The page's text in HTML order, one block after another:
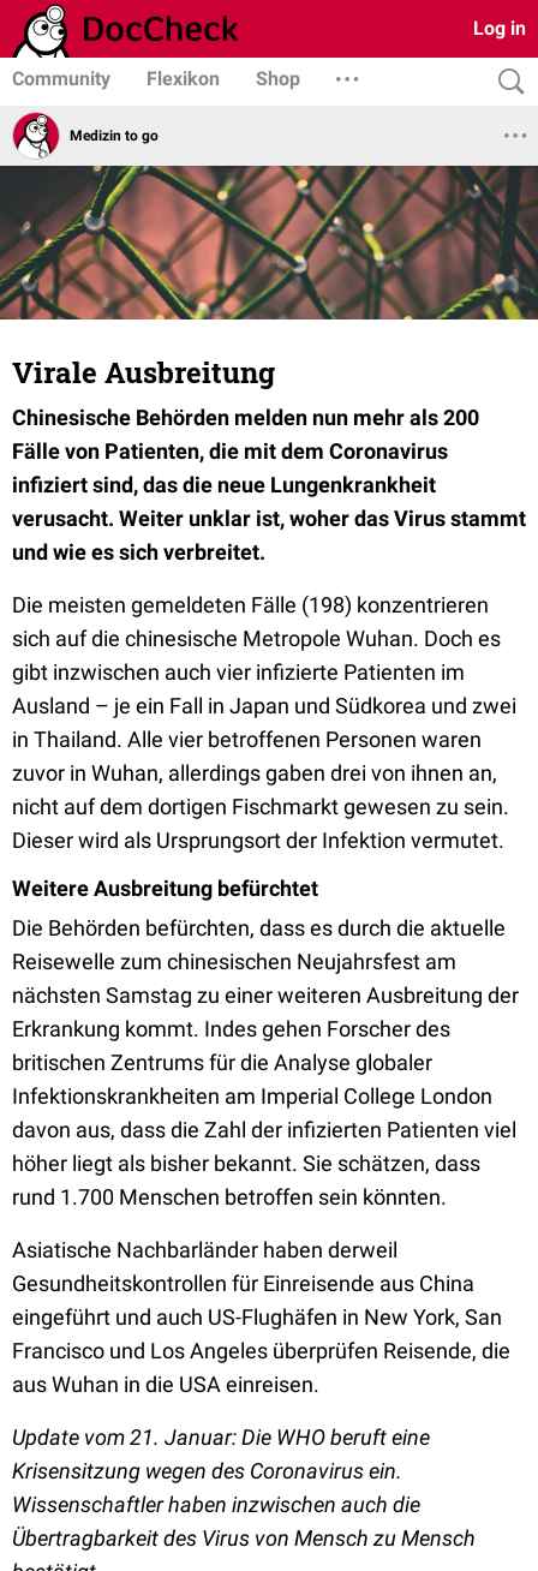
Log in
Community Flexikon Shop
Medizin to go
Virale Ausbreitung
Chinesische Behörden melden nun mehr als 200
Fälle von Patienten, die mit dem Coronavirus
infiziert sind, das die neue Lungenkrankheit
verusacht. Weiter unklar ist, woher das Virus stammt
und wie es sich verbreitet.
Die meisten gemeldeten Fälle (198) konzentrieren
sich auf die chinesische Metropole Wuhan. Doch es
gibt inzwischen auch vier infizierte Patienten im
Ausland – je ein Fall in Japan und Südkorea und zwei
in Thailand. Alle vier betroffenen Personen waren
zuvor in Wuhan, allerdings gaben drei von ihnen an,
nicht auf dem dortigen Fischmarkt gewesen zu sein.
Dieser wird als Ursprungsort der Infektion vermutet.
Weitere Ausbreitung befürchtet
Die Behörden befürchten, dass es durch die aktuelle
Reisewelle zum chinesischen Neujahrsfest am
nächsten Samstag zu einer weiteren Ausbreitung der
Erkrankung kommt. Indes gehen Forscher des
britischen Zentrums für die Analyse globaler
Infektionskrankheiten am Imperial College London
davon aus, dass die Zahl der infizierten Patienten viel
höher liegt als bisher bekannt. Sie schätzen, dass
rund 1.700 Menschen betroffen sein könnten.
Asiatische Nachbarländer haben derweil
Gesundheitskontrollen für Einreisende aus China
eingeführt und auch US-Flughäfen in New York, San
Francisco und Los Angeles überprüfen Reisende, die
aus Wuhan in die USA einreisen.
Update vom 21. Januar: Die WHO beruft eine
Krisensitzung wegen des Coronavirus ein.
Wissenschaftler haben inzwischen auch die
Übertragbarkeit des Virus von Mensch zu Mensch